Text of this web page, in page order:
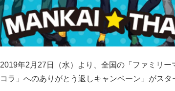
2019年2月27日（水）より、全国の「ファミリ
コラ」へのありがとう返しキャンペーン」がスタ